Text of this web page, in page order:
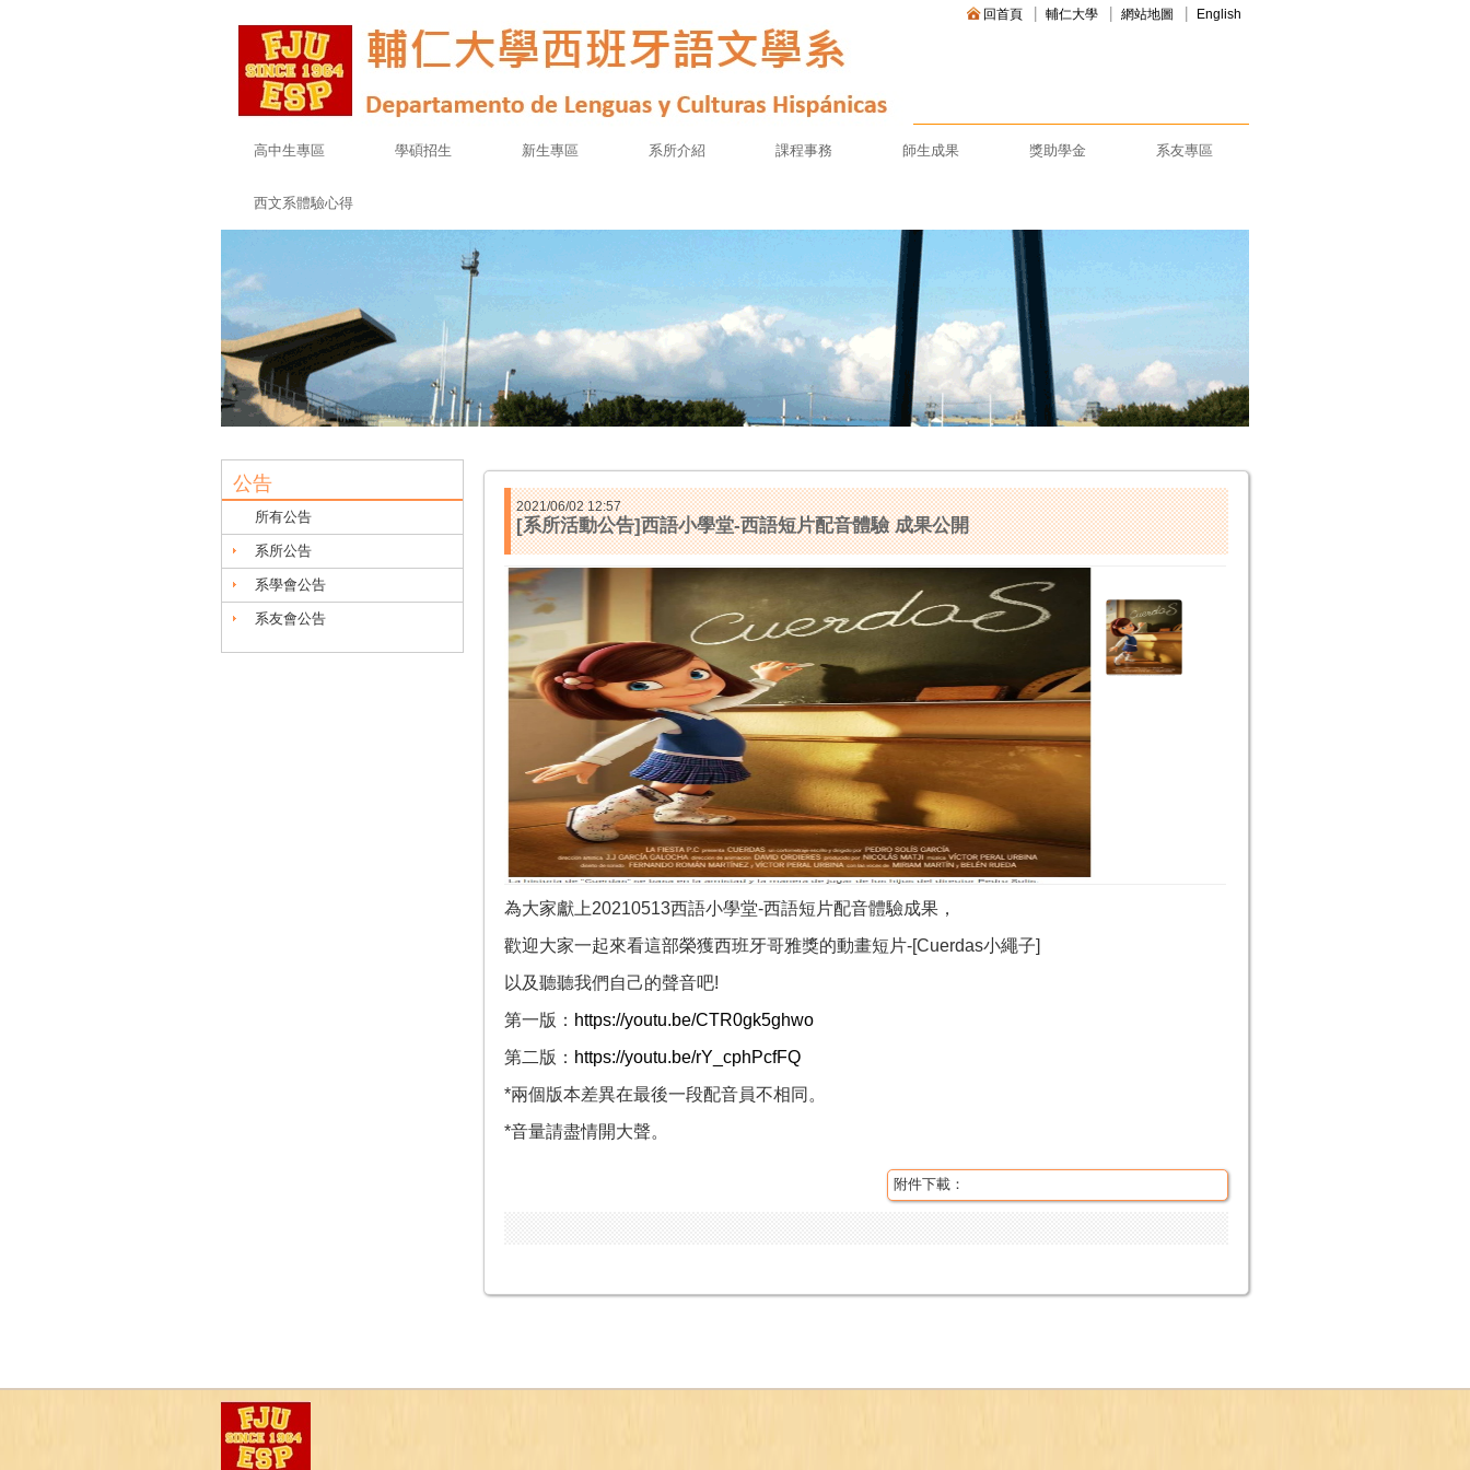
回首頁 輔仁大學 網站地圖 English
高中生專區 學碩招生 新生專區 系所介紹 課程事務 師生成果 獎助學金 系友專區
西文系體驗心得
公告
所有公告
系所公告
系學會公告
系友會公告
2021/06/02 12:57
[系所活動公告]西語小學堂-西語短片配音體驗 成果公開
為大家獻上20210513西語小學堂-西語短片配音體驗成果，
歡迎大家一起來看這部榮獲西班牙哥雅獎的動畫短片-[Cuerdas小繩子]
以及聽聽我們自己的聲音吧!
第一版： https://youtu.be/CTR0gk5ghwo
第二版： https://youtu.be/rY_cphPcfFQ
*兩個版本差異在最後一段配音員不相同。
*音量請盡情開大聲。
附件下載：